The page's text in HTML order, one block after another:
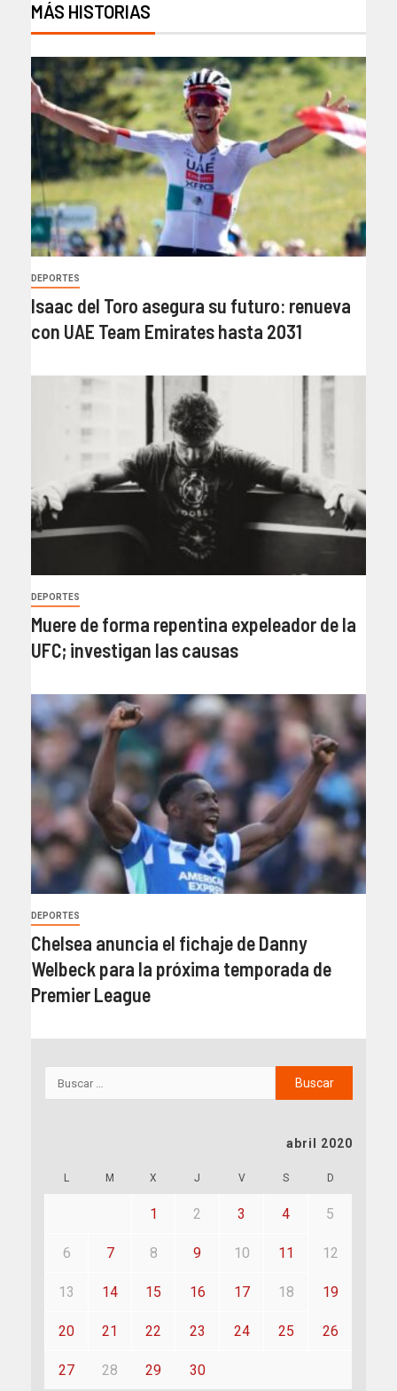
MÁS HISTORIAS
DEPORTES
Isaac del Toro asegura su futuro: renueva
con UAE Team Emirates hasta 2031
DEPORTES
Muere de forma repentina expeleador de la
UFC; investigan las causas
DEPORTES
Chelsea anuncia el fichaje de Danny
Welbeck para la próxima temporada de
Premier League
abril 2020
L M X J V S D
1 2 3 4 5
6 7 8 9 10 11 12
13 14 15 16 17 18 19
20 21 22 23 24 25 26
27 28 29 30